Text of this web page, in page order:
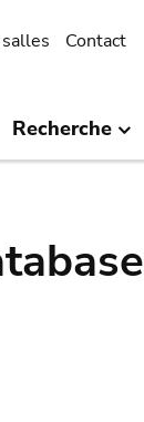
Contact
Recherche